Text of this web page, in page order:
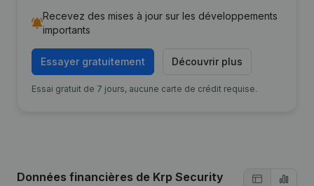
Recevez des mises à jour sur les développements
importants
Essayer gratuitement Découvrir plus
Essai gratuit de 7 jours, aucune carte de crédit requise.
Données financières de Krp Security